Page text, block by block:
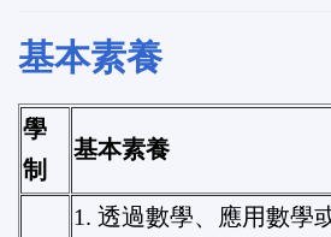
基本素養
學
制
基本素養
1. 透過數學、應用數學